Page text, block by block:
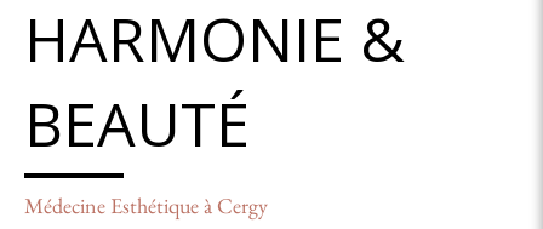
HARMONIE &
BEAUTÉ
Médecine Esthétique à Cergy